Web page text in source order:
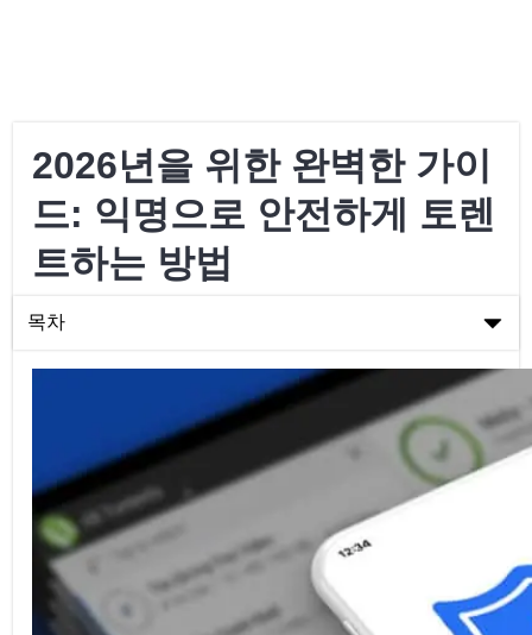
2026년을 위한 완벽한 가이
드: 익명으로 안전하게 토렌
트하는 방법
목차
2026년을 위한 완벽한 가이드: 익명으로 안전하게 토렌트하는 방
토렌트를 할 때 왜 익명을 유지해야 하나요?
토렌트를 하면서 온라인에서 내 신원을 숨기는 방법
무료 VPN을 대신 사용해도 될까요?
결론